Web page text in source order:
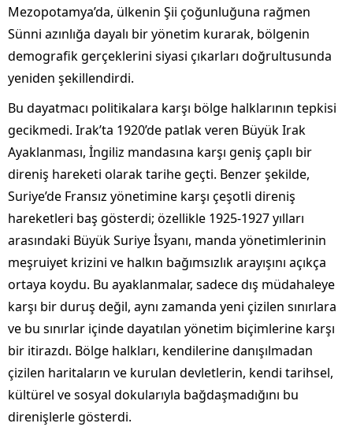
Mezopotamya’da, ülkenin Şii çoğunluğuna rağmen
Sünni azınlığa dayalı bir yönetim kurarak, bölgenin
demografik gerçeklerini siyasi çıkarları doğrultusunda
yeniden şekillendirdi.
Bu dayatmacı politikalara karşı bölge halklarının tepkisi
gecikmedi. Irak’ta 1920’de patlak veren Büyük Irak
Ayaklanması, İngiliz mandasına karşı geniş çaplı bir
direniş hareketi olarak tarihe geçti. Benzer şekilde,
Suriye’de Fransız yönetimine karşı çeşotli direniş
hareketleri baş gösterdi; özellikle 1925-1927 yılları
arasındaki Büyük Suriye İsyanı, manda yönetimlerinin
meşruiyet krizini ve halkın bağımsızlık arayışını açıkça
ortaya koydu. Bu ayaklanmalar, sadece dış müdahaleye
karşı bir duruş değil, aynı zamanda yeni çizilen sınırlara
ve bu sınırlar içinde dayatılan yönetim biçimlerine karşı
bir itirazdı. Bölge halkları, kendilerine danışılmadan
çizilen haritaların ve kurulan devletlerin, kendi tarihsel,
kültürel ve sosyal dokularıyla bağdaşmadığını bu
direnişlerle gösterdi.